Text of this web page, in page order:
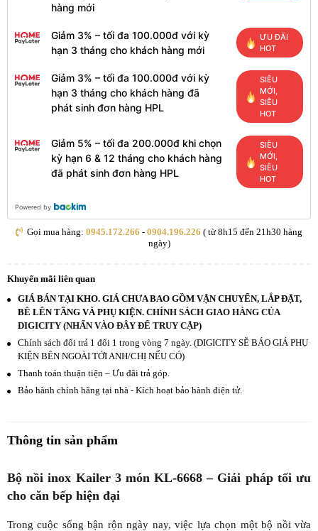
hàng mới
Giảm 3% – tối đa 100.000đ với kỳ
hạn 3 tháng cho khách hàng mới
ƯU ĐÃI
HOT
Giảm 3% – tối đa 100.000đ với kỳ
hạn 3 tháng cho khách hàng đã
phát sinh đơn hàng HPL
SIÊU
MỚI,
SIÊU
HOT
Giảm 5% – tối đa 200.000đ khi chọn
kỳ hạn 6 & 12 tháng cho khách hàng
đã phát sinh đơn hàng HPL
SIÊU
MỚI,
SIÊU
HOT
Powered by
Gọi mua hàng: 0945.172.266 - 0904.196.226 ( từ 8h15 đến 21h30 hàng
ngày)
Khuyến mãi liên quan
GIÁ BÁN TẠI KHO. GIÁ CHƯA BAO GỒM VẬN CHUYỂN, LẮP ĐẶT,
BÊ LÊN TẦNG VÀ PHỤ KIỆN. CHÍNH SÁCH GIAO HÀNG CỦA
DIGICITY (NHẤN VÀO ĐÂY ĐỂ TRUY CẬP)
Chính sách đổi trả 1 đổi 1 trong vòng 7 ngày. (DIGICITY SẼ BÁO GIÁ PHỤ
KIỆN BÊN NGOÀI TỚI ANH/CHỊ NẾU CÓ)
Thanh toán thuận tiện – Ưu đãi trả góp.
Bảo hành chính hãng tại nhà - Kích hoạt bảo hành điện tử.
Thông tin sản phẩm
Bộ nồi inox Kailer 3 món KL-6668 – Giải pháp tối ưu
cho căn bếp hiện đại
Trong cuộc sống bận rộn ngày nay, việc lựa chọn một bộ nồi vừa